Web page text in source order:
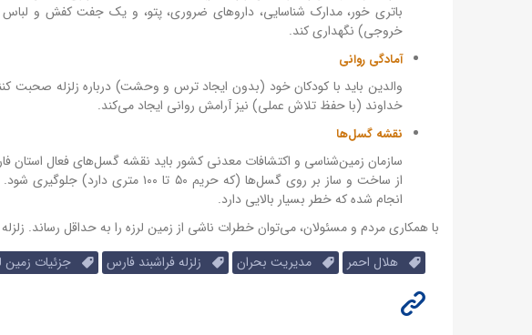
باتری خور، مدارک شناسایی، داروهای ضروری، پتو، و یک جفت کفش و
خروجی) نگهداری کند.
آمادگی روانی
والدین باید با کودکان خود (بدون ایجاد ترس و وحشت) درباره زلزله صحبت
خداوند (با حفظ تلاش عملی) نیز آرامش روانی ایجاد می‌کند.
نقشه گسل‌ها
سازمان زمین‌شناسی و اکتشافات معدنی کشور باید نقشه گسل‌های فعال استان
از ساخت و ساز بر روی گسل‌ها (که حریم
انجام شده که خطر بسیار بالایی دارد.
با همکاری مردم و مسئولان، می‌توان خطرات ناشی از زمین لرزه را به حداقل رساند.
هلال احمر
مدیریت بحران زلزله فراشبند فارس جزئیات زمین